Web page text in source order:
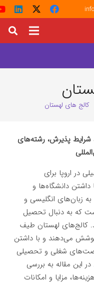
کالج های لهستان
شرایط پذیرش، رشته‌های
در اروپا برای
دانشگاه‌ها و
زبان‌های انگلیسی و
که به دنبال تحصیل
کالج‌های لهستان طیف
می‌دهند و با داشتن
شغلی و تحصیلی
این مقاله به بررسی
مزایا و امکانات